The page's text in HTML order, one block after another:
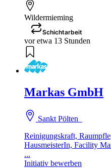
Wildermieming
Schichtarbeit
vor etwa 13 Stunden
Markas GmbH
Sankt Pölten
Reinigungskraft,
HausmeisterIn, Facility
...
Initiativ bewerben